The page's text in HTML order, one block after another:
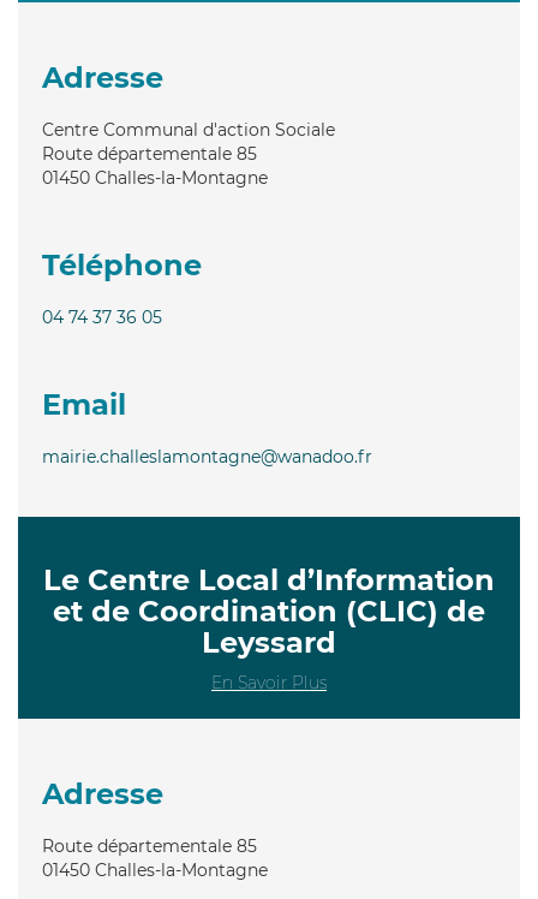
Adresse
Centre Communal d'action Sociale
Route départementale 85
01450 Challes-la-Montagne
Téléphone
04 74 37 36 05
Email
mairie.challeslamontagne@wanadoo.fr
Le Centre Local d’Information
et de Coordination (CLIC) de
Leyssard
En Savoir Plus
Adresse
Route départementale 85
01450 Challes-la-Montagne